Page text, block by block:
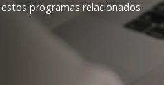
programas relacionados